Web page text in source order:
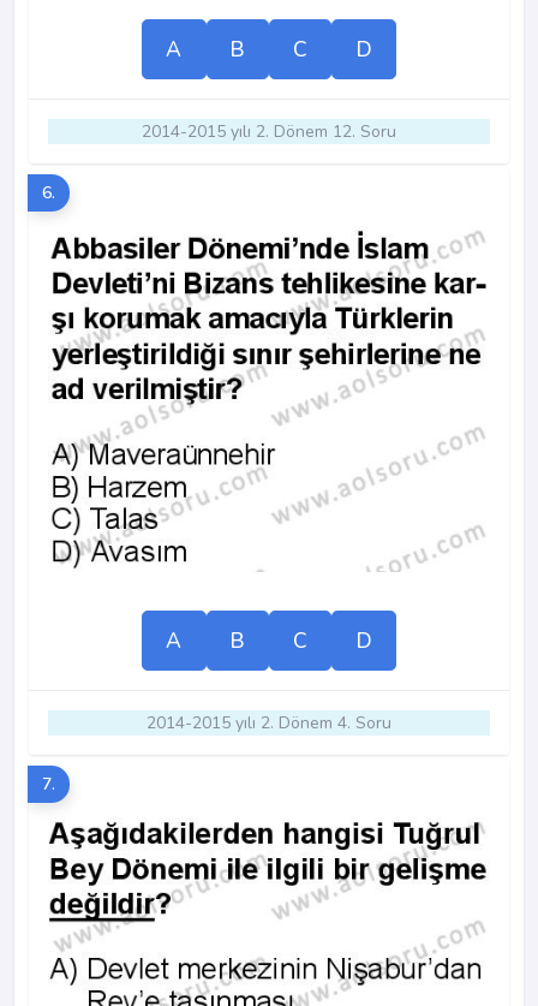
A B C D
2014-2015 yılı 2. Dönem 12. Soru
6.
A B C D
2014-2015 yılı 2. Dönem 4. Soru
7.